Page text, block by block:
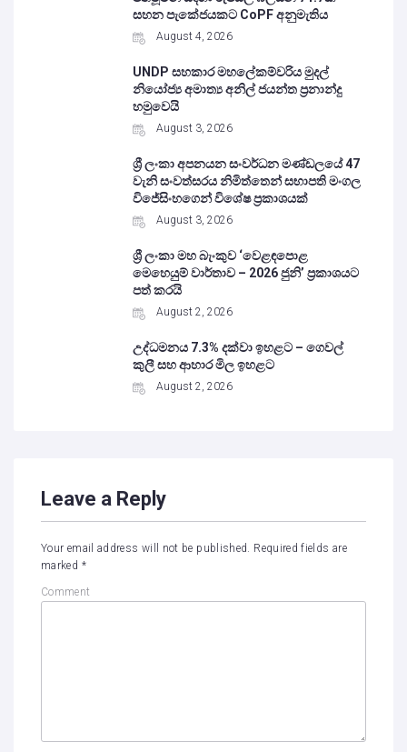
සහන පැකේජයකට CoPF අනුමැතිය
August 4, 2026
UNDP සහකාර මහලේකම්වරිය මුදල්
නියෝජ්‍ය අමාත්‍ය අනිල් ජයන්ත ප්‍රනාන්දු
හමුවෙයි
August 3, 2026
ශ්‍රී ලංකා අපනයන සංවර්ධන මණ්ඩලයේ 47
වැනි සංවත්සරය නිමිත්තෙන් සභාපති මංගල
විජේසිංහගෙන් විශේෂ ප්‍රකාශයක්
August 3, 2026
ශ්‍රී ලංකා මහ බැංකුව ‘වෙළඳපොළ
මෙහෙයුම් වාර්තාව – 2026 ජුනි’ ප්‍රකාශයට
පත් කරයි
August 2, 2026
උද්ධමනය 7.3% දක්වා ඉහළට – ගෙවල්
කුලී සහ ආහාර මිල ඉහළට
August 2, 2026
Leave a Reply
Your email address will not be published. Required fields are
marked *
Comment